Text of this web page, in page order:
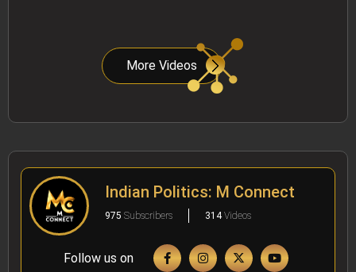
More Videos
Indian Politics: M Connect
975 Subscribers 314Videos
Follow us on